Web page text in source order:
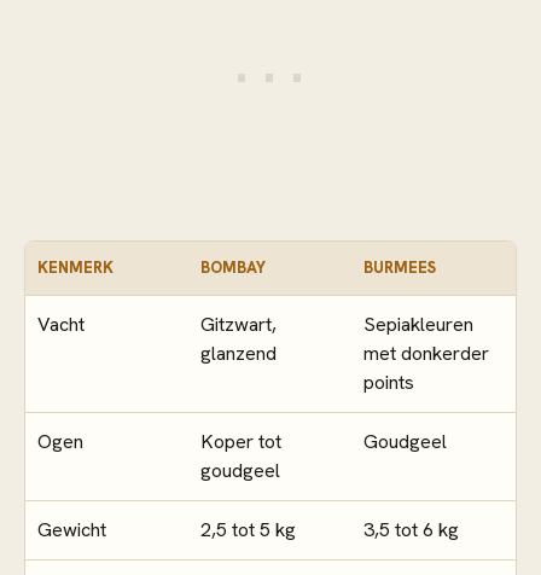
KENMERK BOMBAY BURMEES
Vacht
Gitzwart,
glanzend
Sepiakleuren
met donkerder
points
Ogen
Koper tot
goudgeel
Goudgeel
Gewicht 2,5 tot 5 kg 3,5 tot 6 kg